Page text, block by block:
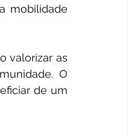
mobilidade
valorizar as
O
de um